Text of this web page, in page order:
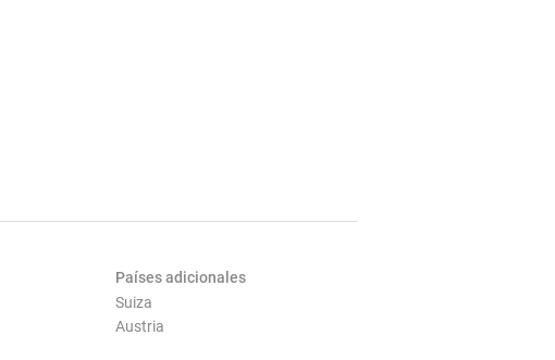
Países adicionales
Suiza
Austria